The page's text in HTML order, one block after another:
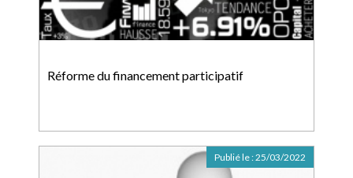
Réforme du financement participatif
Publié le :25/03/2022